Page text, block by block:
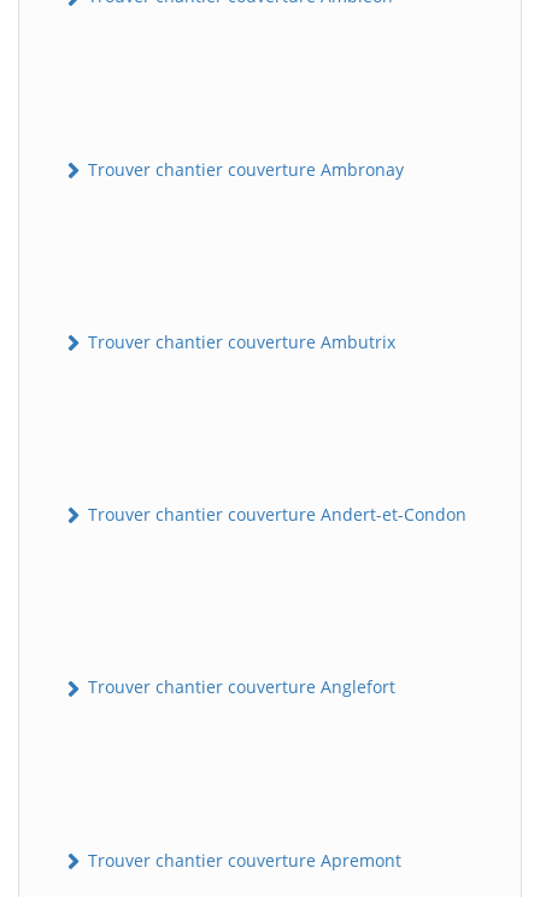
Trouver chantier couverture Ambronay
Trouver chantier couverture Ambutrix
Trouver chantier couverture Andert-et-Condon
Trouver chantier couverture Anglefort
Trouver chantier couverture Apremont